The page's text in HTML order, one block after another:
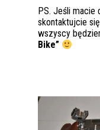
PS. Jeśli macie
skontaktujcie
wszyscy
Bike”